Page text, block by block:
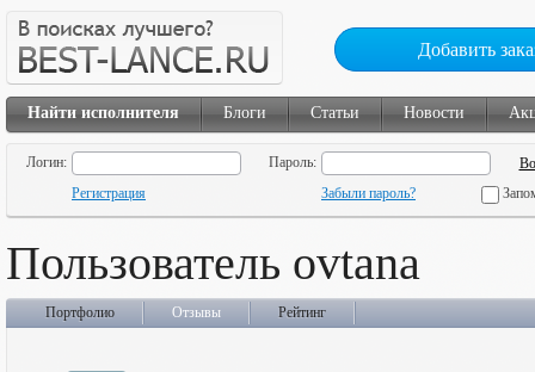
Добавить
Найти исполнителя Блоги Статьи Новости
Логин:
Пароль:
Регистрация
Забыли пароль?
Пользователь ovtana
Портфолио Отзывы Рейтинг